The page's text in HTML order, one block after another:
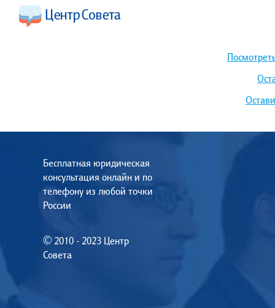
Бесплатная юридическая
консультация онлайн и по
телефону из любой точки
России
© 2010 - 2023 Центр
Совета